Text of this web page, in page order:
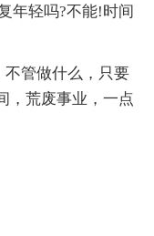
年轻吗?不能!时间
管做什么，只要
，荒废事业，一点